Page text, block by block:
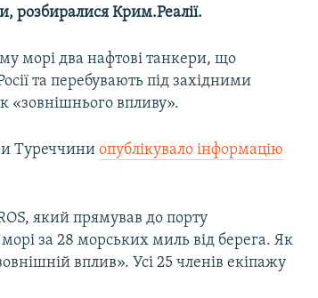
розбиралися Крим.Реалії.
морі два нафтові танкери, що
та перебувають під західними
«зовнішнього впливу».
Туреччиниопублікувало інформацію
який прямував до порту
за 28 морських миль від берега. Як
вплив». Усі 25 членів екіпажу